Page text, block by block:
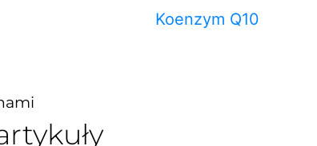
Koenzym Q10